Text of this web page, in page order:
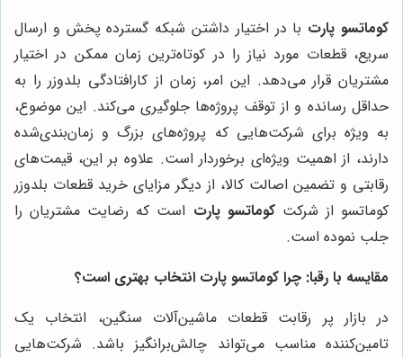
کوماتسو پارت با در اختیار داشتن شبکه گسترده پخش و ارسال
سریع، قطعات مورد نیاز را در کوتاه‌ترین زمان ممکن در اختیار
مشتریان قرار می‌دهد. این امر، زمان از کارافتادگی بلدوزر را به
حداقل رسانده و از توقف پروژه‌ها جلوگیری می‌کند. این موضوع،
به ویژه برای شرکت‌هایی که پروژه‌های بزرگ و زمان‌بندی‌شده
دارند، از اهمیت ویژه‌ای برخوردار است. علاوه بر این، قیمت‌های
رقابتی و تضمین اصالت کالا، از دیگر مزایای خرید قطعات بلدوزر
کوماتسو از شرکتکوماتسو پارت است که رضایت مشتریان را
جلب نموده است.
مقایسه با رقبا: چرا کوماتسو پارت انتخاب بهتری است؟
در بازار پر رقابت قطعات ماشین‌آلات سنگین، انتخاب یک
تامین‌کننده مناسب می‌تواند چالش‌برانگیز باشد. شرکت‌هایی